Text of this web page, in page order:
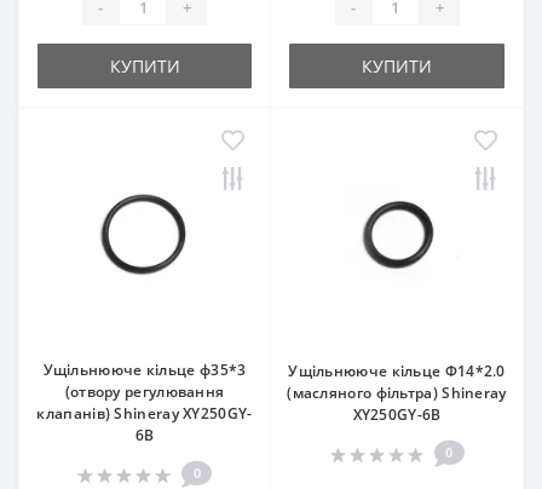
- +
КУПИТИ
- +
КУПИТИ
Ущільнююче кільце ф35*3
(отвору регулювання
клапанів) Shineray XY250GY-
6B
0
Ущільнююче кільце Ф14*2.0
(масляного фільтра) Shineray
XY250GY-6B
0